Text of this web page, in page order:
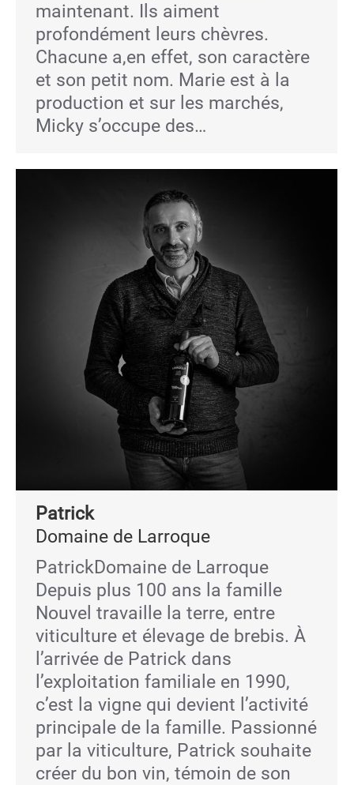
maintenant. Ils aiment
profondément leurs chèvres.
Chacune a,en effet, son caractère
et son petit nom. Marie est à la
production et sur les marchés,
Micky s’occupe des…
Patrick
Domaine de Larroque
PatrickDomaine de Larroque
Depuis plus 100 ans la famille
Nouvel travaille la terre, entre
viticulture et élevage de brebis. À
l’arrivée de Patrick dans
l’exploitation familiale en 1990,
c’est la vigne qui devient l’activité
principale de la famille. Passionné
par la viticulture, Patrick souhaite
créer du bon vin, témoin de son